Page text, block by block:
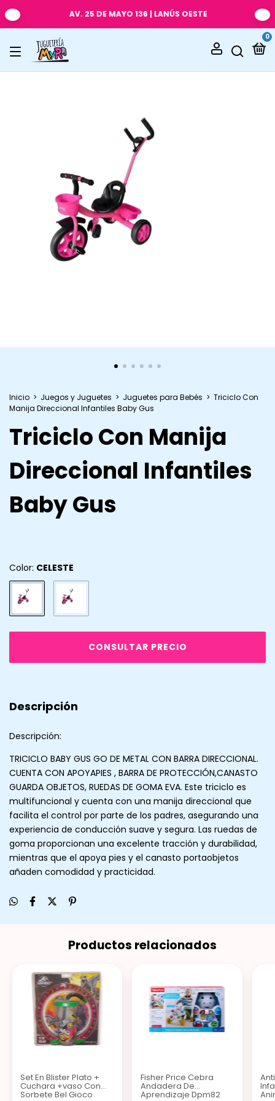
AV. 25 DE MAYO 136 | LANÚS OESTE
0
Inicio > Juegos y Juguetes > Juguetes para Bebés > Triciclo Con
Manija Direccional Infantiles Baby Gus
Triciclo Con Manija
Direccional Infantiles
Baby Gus
Color: CELESTE
Descripción
Descripción:
TRICICLO BABY GUS GO DE METAL CON BARRA DIRECCIONAL.
CUENTA CON APOYAPIES , BARRA DE PROTECCIÓN,CANASTO
GUARDA OBJETOS, RUEDAS DE GOMA EVA. Este triciclo es
multifuncional y cuenta con una manija direccional que
facilita el control por parte de los padres, asegurando una
experiencia de conducción suave y segura. Las ruedas de
goma proporcionan una excelente tracción y durabilidad,
mientras que el apoya pies y el canasto portaobjetos
añaden comodidad y practicidad.
Productos relacionados
Set En Blister Plato +
Cuchara +vaso Con
Sorbete Bel Gioco
Fisher Price Cebra
Andadera De
Aprendizaje Dpm82